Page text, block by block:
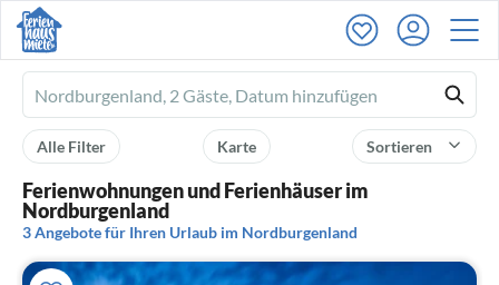
Ferienhausmiete
logo
Sortieren
Karte
Alle Filter
Ferienwohnungen und Ferienhäuser im
Nordburgenland
3 Angebote für Ihren Urlaub im Nordburgenland